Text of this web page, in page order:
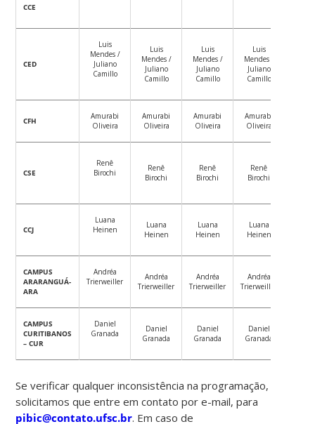
CCE
CED
Luis
Mendes /
Juliano
Camillo
Luis
Mendes /
Juliano
Camillo
Luis
Mendes /
Juliano
Camillo
Luis
Mendes /
Juliano
Camillo
CFH
Amurabi
Oliveira
Amurabi
Oliveira
Amurabi
Oliveira
Amurabi
Oliveira
CSE
Renê
Birochi
Renê
Birochi
Renê
Birochi
Renê
Birochi
CCJ
Luana
Heinen
Luana
Heinen
Luana
Heinen
Luana
Heinen
CAMPUS
ARARANGUÁ-
ARA
Andréa
Trierweiller
Andréa
Trierweiller
Andréa
Trierweiller
Andréa
Trierweiller
CAMPUS
CURITIBANOS
– CUR
Daniel
Granada
Daniel
Granada
Daniel
Granada
Daniel
Granada
Se verificar qualquer inconsistência na programação,
solicitamos que entre em contato por e-mail, para
pibic@contato.ufsc.br. Em caso de